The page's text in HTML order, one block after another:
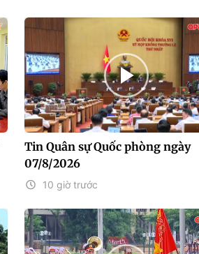
Tin Quân sự Quốc phòng ngày
07/8/2026
10 giờ trước